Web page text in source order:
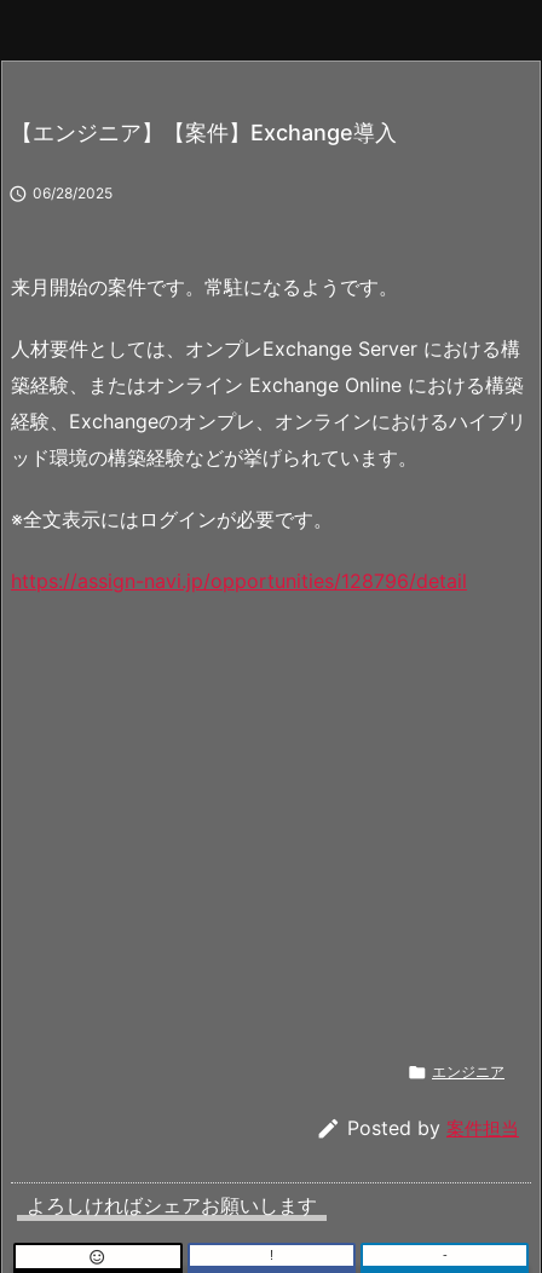
【エンジニア】【案件】Exchange導入
 06/28/2025
来月開始の案件です。常駐になるようです。
人材要件としては、オンプレExchange Server における構
築経験、またはオンライン Exchange Online における構築
経験、Exchangeのオンプレ、オンラインにおけるハイブリ
ッド環境の構築経験などが挙げられています。
※全文表示にはログインが必要です。
https://assign-navi.jp/opportunities/128796/detail
 エンジニア
 Posted by 案件担当
よろしければシェアお願いします
 ! -